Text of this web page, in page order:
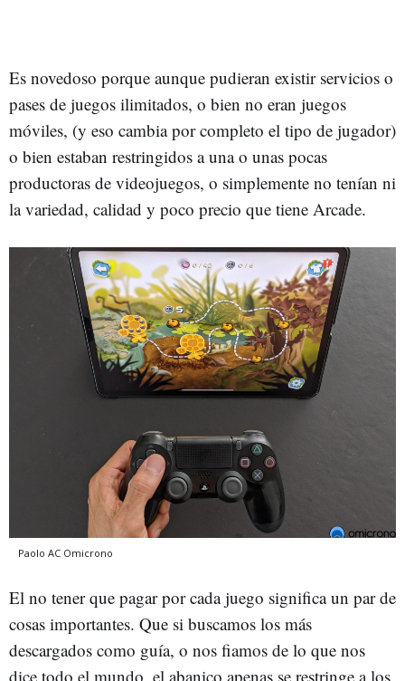
Es novedoso porque aunque pudieran existir servicios o
pases de juegos ilimitados, o bien no eran juegos
móviles, (y eso cambia por completo el tipo de jugador)
o bien estaban restringidos a una o unas pocas
productoras de videojuegos, o simplemente no tenían ni
la variedad, calidad y poco precio que tiene Arcade.
Paolo AC Omicrono
El no tener que pagar por cada juego significa un par de
cosas importantes. Que si buscamos los más
descargados como guía, o nos fiamos de lo que nos
dice todo el mundo, el abanico apenas se restringe a los